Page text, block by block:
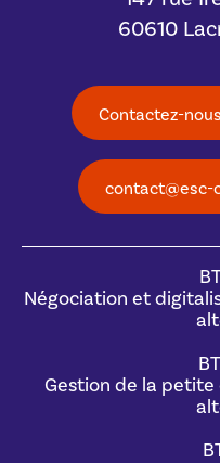
60610
Contactez-
contact@esc-
Négociation et
Gestion de la